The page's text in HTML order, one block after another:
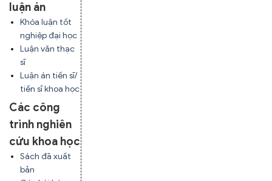
luận án
Khóa luận tốt
nghiệp đại học
Luận văn thạc
sĩ
Luận án tiến sĩ/
tiến sĩ khoa học
Các công
trình nghiên
cứu khoa học
Sách đã xuất
bản